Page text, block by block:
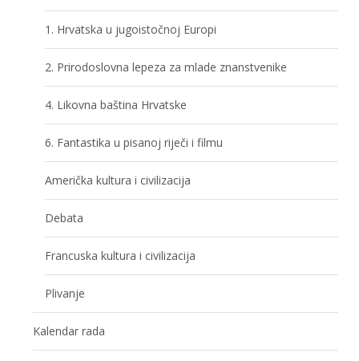
1. Hrvatska u jugoistočnoj Europi
2. Prirodoslovna lepeza za mlade znanstvenike
4. Likovna baština Hrvatske
6. Fantastika u pisanoj riječi i filmu
Američka kultura i civilizacija
Debata
Francuska kultura i civilizacija
Plivanje
Kalendar rada